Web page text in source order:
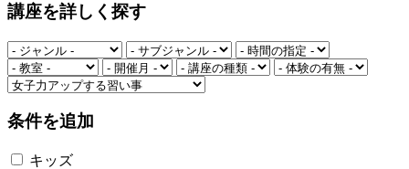
講座を詳しく探す
条件を追加
キッズ